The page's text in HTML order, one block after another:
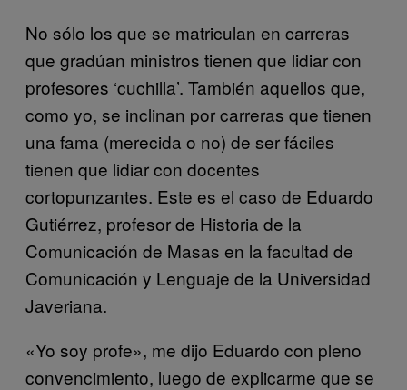
No sólo los que se matriculan en carreras
que gradúan ministros tienen que lidiar con
profesores ‘cuchilla’. También aquellos que,
como yo, se inclinan por carreras que tienen
una fama (merecida o no) de ser fáciles
tienen que lidiar con docentes
cortopunzantes. Este es el caso de Eduardo
Gutiérrez, profesor de Historia de la
Comunicación de Masas en la facultad de
Comunicación y Lenguaje de la Universidad
Javeriana.
«Yo soy profe», me dijo Eduardo con pleno
convencimiento, luego de explicarme que se